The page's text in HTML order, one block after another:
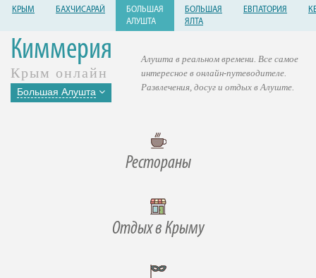
КРЫМ БАХЧИСАРАЙ
БОЛЬШАЯ
АЛУШТА
БОЛЬШАЯ
ЯЛТА
ЕВПАТОРИЯ
Киммерия
Крым онлайн
Большая Алушта
Рестораны
Отдых в Крыму
Алушта в реальном времени. Все самое
интересное в онлайн-путеводителе.
Развлечения, досуг и отдых в Алуште.